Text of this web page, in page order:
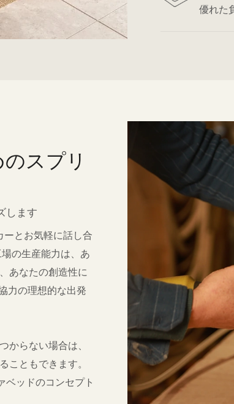
優れた
スプリ
します
ーとお気軽に話し合
の生産能力は、あ
あなたの創造性に
力の理想的な出発
らない場合は、
こともできます。
ッドのコンセプト